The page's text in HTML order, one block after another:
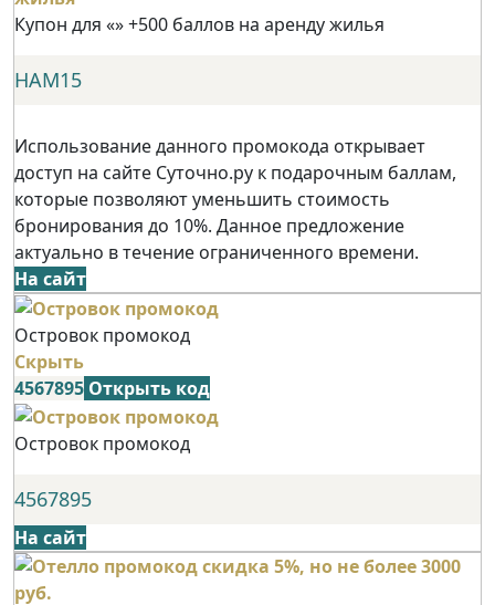
Купон для «» +500 баллов на аренду жилья
НАМ15
Использование данного промокода открывает
доступ на сайте Суточно.ру к подарочным баллам,
которые позволяют уменьшить стоимость
бронирования до 10%. Данное предложение
актуально в течение ограниченного времени.
На сайт
Островок промокод
Скрыть
4567895 Открыть код
Островок промокод
4567895
На сайт